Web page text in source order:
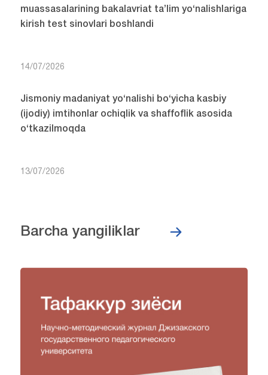
muassasalarining bakalavriat ta’lim yo‘nalishlariga
kirish test sinovlari boshlandi
14/07/2026
Jismoniy madaniyat yo‘nalishi bo‘yicha kasbiy
(ijodiy) imtihonlar ochiqlik va shaffoflik asosida
o‘tkazilmoqda
13/07/2026
Barcha yangiliklar